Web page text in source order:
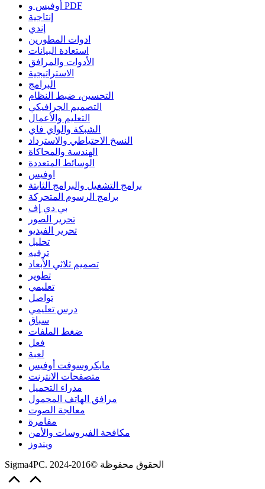
أوفيس و PDF
إنتاجية
إندي
ادوات المطورين
استعادة البيانات
الأدوات والمرافق
الاستراتيجية
البرامج
التحسين، ضبط النظام
التصميم الجرافيكي
التعليم والأعمال
الشبكة والواي فاي
النسخ الاحتياطي والاسترداد
الهندسة والمحاكاة
الوسائط المتعددة
اوفيس
برامج التشغيل والبرامج الثابتة
برامج الرسوم المتحركة
بي دي إف
تحرير الصور
تحرير الفيديو
تحليل
ترفيه
تصميم ثلاثي الأبعاد
تطوير
تعليمي
تواصل
درس تعليمي
سباق
ضغط الملفات
فعل
لعبة
مايكروسوفت أوفيس
متصفحات الانترنت
مدراء التحميل
مرافق الهاتف المحمول
معالجة الصوت
مفامرة
مكافحة الفيروسات والأمن
ويندوز
Sigma4PC. الحقوق محفوظة ©2016-2024